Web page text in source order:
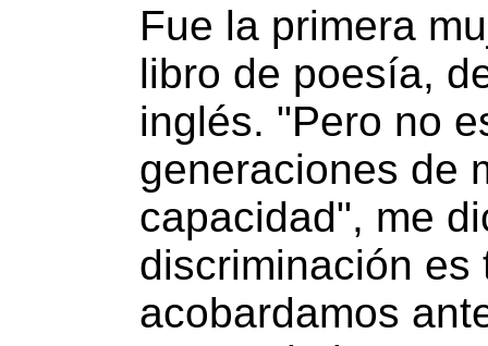
Fue la primera
libro de poesía,
inglés. "Pero no
generaciones de
capacidad", me
discriminación es
acobardamos